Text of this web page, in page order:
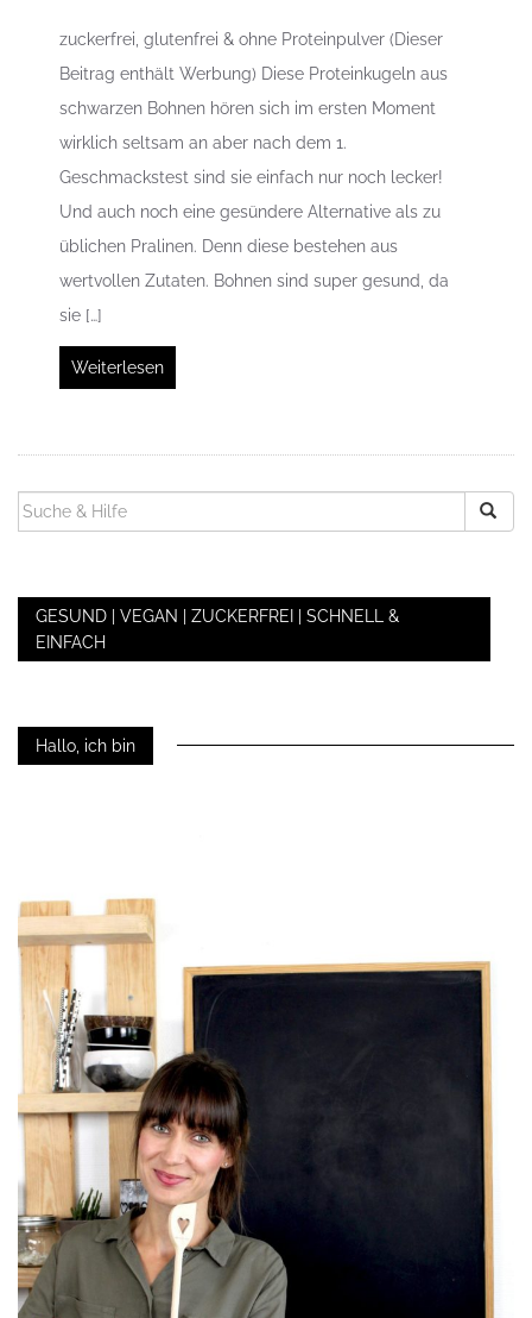
zuckerfrei, glutenfrei & ohne Proteinpulver (Dieser
Beitrag enthält Werbung) Diese Proteinkugeln aus
schwarzen Bohnen hören sich im ersten Moment
wirklich seltsam an aber nach dem 1.
Geschmackstest sind sie einfach nur noch lecker!
Und auch noch eine gesündere Alternative als zu
üblichen Pralinen. Denn diese bestehen aus
wertvollen Zutaten. Bohnen sind super gesund, da
sie […]
Weiterlesen
SUCHEN
NACH:
GESUND | VEGAN | ZUCKERFREI | SCHNELL &
EINFACH
Hallo, ich bin